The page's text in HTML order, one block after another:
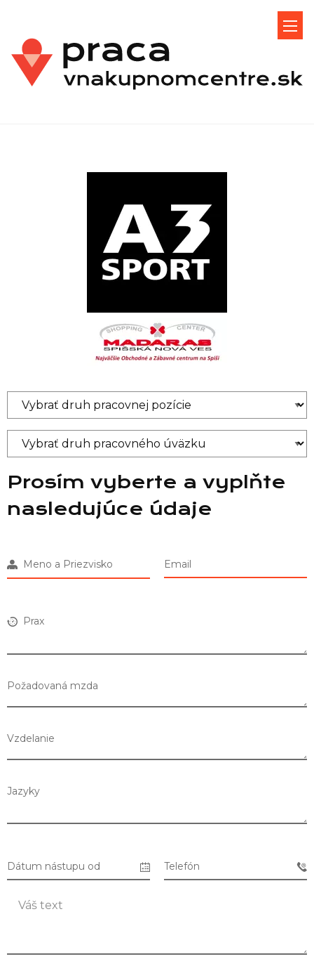
Zoznam predajní
Prosím vyberte a vyplňte
nasledujúce údaje
Meno a Priezvisko Email
Prax
Požadovaná mzda
Vzdelanie
Jazyky
Dátum nástupu od Telefón